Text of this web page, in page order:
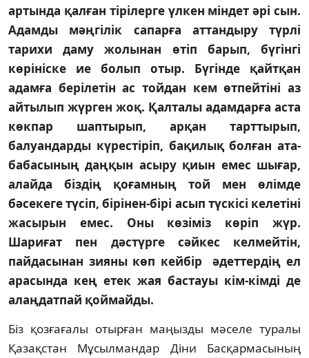
артында қалған тірілерге үлкен міндет әрі сын.
Адамды мәңгілік са­парға аттандыру түрлі
тарихи даму жолынан өтіп барып, бүгінгі
көрініске ие болып отыр. Бүгінде қайтқан
адамға берілетін ас тойдан кем өтпейтіні аз
айтылып жүрген жоқ. Қалталы адамдарға аста
көкпар шаптырып, арқан тарттырып,
балуандарды күрестіріп, бақилық болған ата-
бабасының даң­қын асыру қиын емес шығар,
алайда біздің қоғамның той мен өлімде
бәсекеге түсіп, бірінен-бірі асып түскісі келетіні
жасырын емес. Оны көзіміз көріп жүр.
Шариғат пен дәстүрге сәйкес кел­мейтін,
пайдасынан зияны көп кейбір әдеттердің ел
арасында кең етек жая бастауы кім-кімді де
алаңдатпай қоймайды.
Біз қозғағалы отырған маңызды мә­селе туралы
Қазақстан Мұ­сыл­мандар Діни Басқармасының